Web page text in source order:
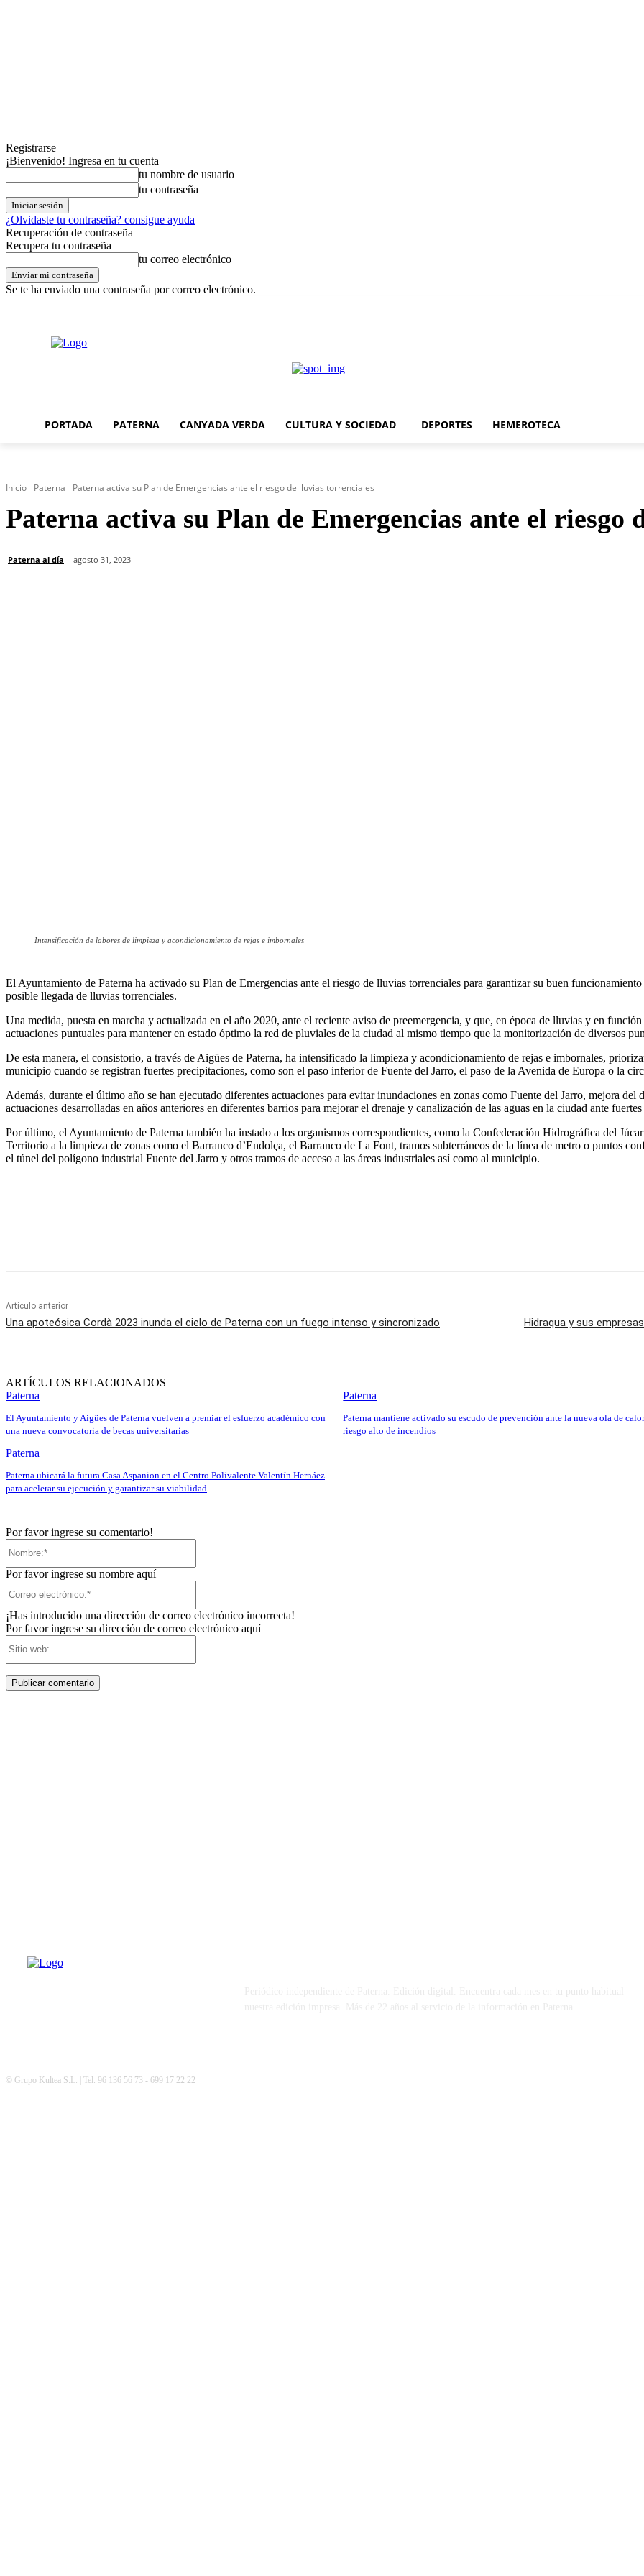
Registrarse
¡Bienvenido! Ingresa en tu cuenta
tu nombre de usuario
tu contraseña
¿Olvidaste tu contraseña? consigue ayuda
Recuperación de contraseña
Recupera tu contraseña
tu correo electrónico
Se te ha enviado una contraseña por correo electrónico.
PORTADA PATERNA CANYADA VERDA CULTURA Y SOCIEDAD DEPORTES HEMEROTECA
Inicio Paterna Paterna activa su Plan de Emergencias ante el riesgo de lluvias torrenciales
Paterna activa su Plan de Emergencias ante el riesgo
Paterna al día agosto 31, 2023
Intensificación de labores de limpieza y acondicionamiento de rejas e imbornales
El Ayuntamiento de Paterna ha activado su Plan de Emergencias ante el riesgo de lluvias torrenciales para garantizar su buen
posible llegada de lluvias torrenciales.
Una medida, puesta en marcha y actualizada en el año 2020, ante el reciente aviso de preemergencia, y que, en época de lluvias y en
actuaciones puntuales para mantener en estado óptimo la red de pluviales de la ciudad al mismo tiempo que la monitorización de diversos
De esta manera, el consistorio, a través de Aigües de Paterna, ha intensificado la limpieza y acondicionamiento de rejas e imbornales,
municipio cuando se registran fuertes precipitaciones, como son el paso inferior de Fuente del Jarro, el paso de la Avenida de Europa o la
Además, durante el último año se han ejecutado diferentes actuaciones para evitar inundaciones en zonas como Fuente del Jarro, mejora
actuaciones desarrolladas en años anteriores en diferentes barrios para mejorar el drenaje y canalización de las aguas en la ciudad ante
Por último, el Ayuntamiento de Paterna también ha instado a los organismos correspondientes, como la Confederación Hidrográfica del
Territorio a la limpieza de zonas como el Barranco d’Endolça, el Barranco de La Font, tramos subterráneos de la línea de metro o puntos
el túnel del polígono industrial Fuente del Jarro y otros tramos de acceso a las áreas industriales así como al municipio.
Artículo anterior
Una apoteósica Cordà 2023 inunda el cielo de Paterna con un fuego intenso y sincronizado
Hidraqua y sus
ARTÍCULOS RELACIONADOS
Paterna
El Ayuntamiento y Aigües de Paterna vuelven a premiar el esfuerzo académico con
una nueva convocatoria de becas universitarias
Paterna
Paterna mantiene activado su escudo de prevención ante la nueva ola de
riesgo alto de incendios
Paterna
Paterna ubicará la futura Casa Aspanion en el Centro Polivalente Valentín Hernáez
para acelerar su ejecución y garantizar su viabilidad
Por favor ingrese su comentario!
Por favor ingrese su nombre aquí
¡Has introducido una dirección de correo electrónico incorrecta!
Por favor ingrese su dirección de correo electrónico aquí
© Grupo Kultea S.L. | Tel. 96 136 56 73 - 699 17 22 22